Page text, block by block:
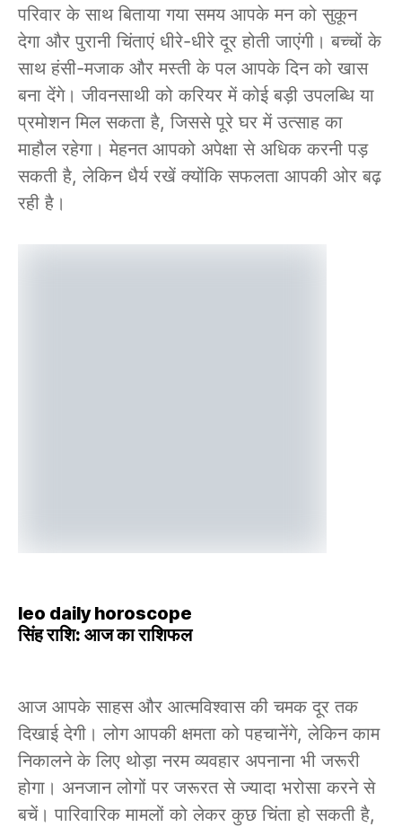
परिवार के साथ बिताया गया समय आपके मन को सुकून
देगा और पुरानी चिंताएं धीरे-धीरे दूर होती जाएंगी। बच्चों के
साथ हंसी-मजाक और मस्ती के पल आपके दिन को खास
बना देंगे। जीवनसाथी को करियर में कोई बड़ी उपलब्धि या
प्रमोशन मिल सकता है, जिससे पूरे घर में उत्साह का
माहौल रहेगा। मेहनत आपको अपेक्षा से अधिक करनी पड़
सकती है, लेकिन धैर्य रखें क्योंकि सफलता आपकी ओर बढ़
रही है।
leo daily horoscope
सिंह राशि: आज का राशिफल
आज आपके साहस और आत्मविश्वास की चमक दूर तक
दिखाई देगी। लोग आपकी क्षमता को पहचानेंगे, लेकिन काम
निकालने के लिए थोड़ा नरम व्यवहार अपनाना भी जरूरी
होगा। अनजान लोगों पर जरूरत से ज्यादा भरोसा करने से
बचें। पारिवारिक मामलों को लेकर कुछ चिंता हो सकती है,